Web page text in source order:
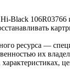
Black
ресурса —
их